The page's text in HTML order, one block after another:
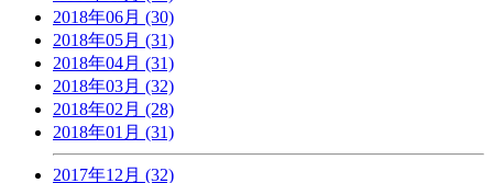
2018年06月 (30)
2018年05月 (31)
2018年04月 (31)
2018年03月 (32)
2018年02月 (28)
2018年01月 (31)
2017年12月 (32)